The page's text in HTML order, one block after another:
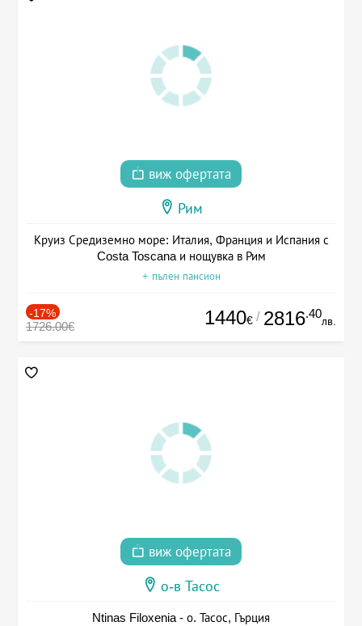
виж офертата
Рим
Круиз Средиземно море: Италия, Франция и Испания с
Costa Toscana и нощувка в Рим
+ пълен пансион
-17%
1726.00€ 1440€ / 2816.40
лв.
виж офертата
о-в Тасос
Ntinas Filoxenia - о. Тасос, Гърция